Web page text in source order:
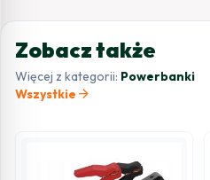
Zobacz także
Więcej z kategorii: Powerbanki
Wszystkie arrow_forward